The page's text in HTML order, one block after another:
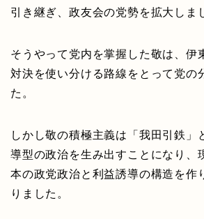
引き継ぎ、政友会の党勢を拡大しま
そうやって党内を掌握した敬は、伊
対決を使い分ける路線をとって党の
た。
しかし敬の積極主義は「我田引鉄」
導型の政治を生み出すことになり、
本の政党政治と利益誘導の構造を作
りました。